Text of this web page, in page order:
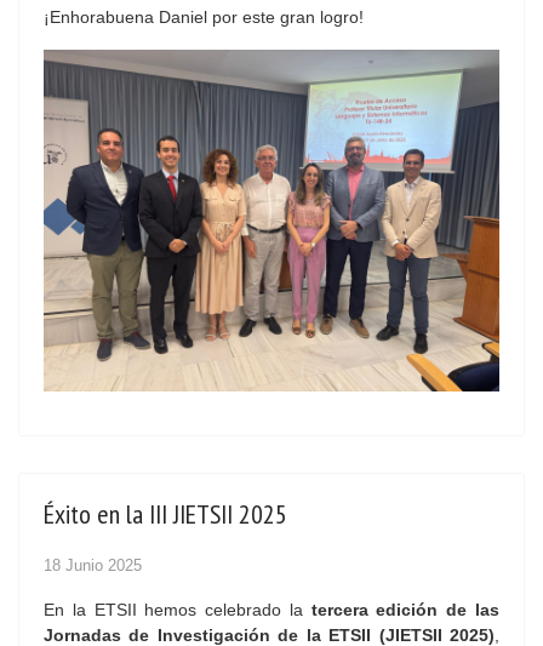
¡Enhorabuena Daniel por este gran logro!
Éxito en la III JIETSII 2025
18 Junio 2025
En la ETSII hemos celebrado la tercera edición de las
Jornadas de Investigación de la ETSII (JIETSII 2025)